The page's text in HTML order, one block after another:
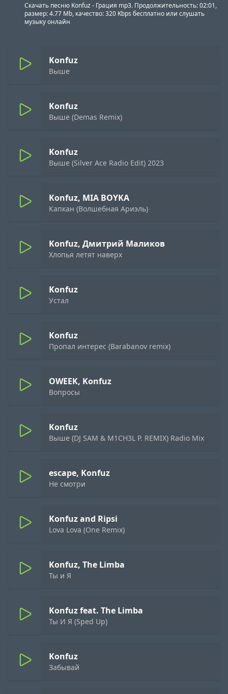
Скачать песню Konfuz - Грация mp3. Продолжительность: 02:01,
размер: 4.77 Mb, качество: 320 Kbps бесплатно или слушать
музыку онлайн
Konfuz
Выше
Konfuz
Выше (Demas Remix)
Konfuz
Выше (Silver Ace Radio Edit) 2023
Konfuz, MIA BOYKA
Капкан (Волшебная Ариэль)
Konfuz, Дмитрий Маликов
Хлопья летят наверх
Konfuz
Устал
Konfuz
Пропал интерес (Barabanov remix)
OWEEK, Konfuz
Вопросы
Konfuz
Выше (DJ SAM & M1CH3L P. REMIX) Radio Mix
escape, Konfuz
Не смотри
Konfuz and Ripsi
Lova Lova (One Remix)
Konfuz, The Limba
Ты и Я
Konfuz feat. The Limba
Ты И Я (Sped Up)
Konfuz
Забывай